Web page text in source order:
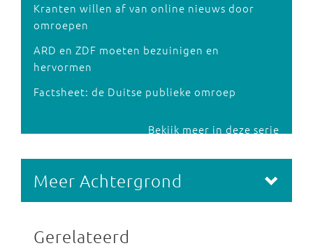
Kranten willen af van online nieuws door
omroepen
ARD en ZDF moeten bezuinigen en
hervormen
Factsheet: de Duitse publieke omroep
Bekijk meer in deze serie
Meer Achtergrond
Gerelateerd